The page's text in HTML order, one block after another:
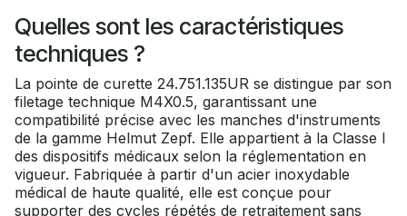
Quelles sont les caractéristiques
techniques ?
La pointe de curette 24.751.135UR se distingue par son
filetage technique M4X0.5, garantissant une
compatibilité précise avec les manches d'instruments
de la gamme Helmut Zepf. Elle appartient à la Classe I
des dispositifs médicaux selon la réglementation en
vigueur. Fabriquée à partir d'un acier inoxydable
médical de haute qualité, elle est conçue pour
supporter des cycles répétés de retraitement sans